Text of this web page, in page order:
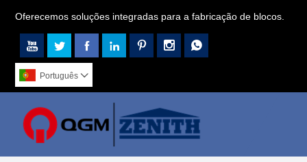
Oferecemos soluções integradas para a fabricação de blocos.
      
Português 